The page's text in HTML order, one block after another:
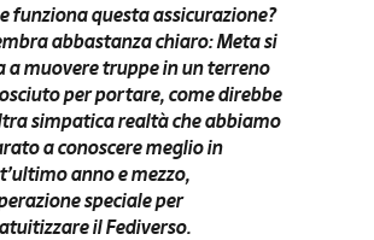
funziona questa assicurazione?
abbastanza chiaro: Meta si
amuovere truppe in un terreno
per portare, come direbbe
simpatica realtà che abbiamo
a conoscere meglio in
anno e mezzo,
specialeper
il Fediverso.